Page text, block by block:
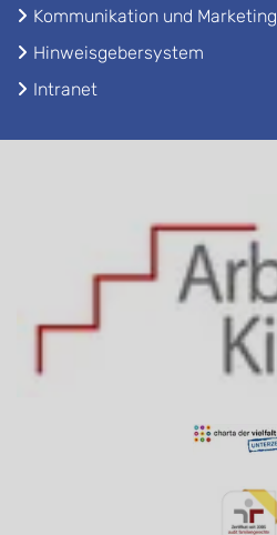
Kommunikation und Marketing
Hinweisgebersystem
Intranet